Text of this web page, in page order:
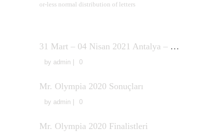
or-less normal distribution of letters
31 Mart – 04 Nisan 2021 Antalya – Türkiye Vücut Geliştirme ve Fitness Şampiyonası Avrupa Şampiyonası Milli Takım Seçmeleri Sonuçları
by admin 0
Mr. Olympia 2020 Sonuçları
by admin 0
Mr. Olympia 2020 Finalistleri